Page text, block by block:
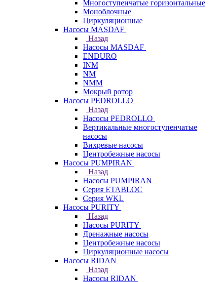
Многоступенчатые горизонтальные
Моноблочные
Циркуляционные
Насосы MASDAF
Назад
Насосы MASDAF
ENDURO
INM
NM
NMM
Мокрый ротор
Насосы PEDROLLO
Назад
Насосы PEDROLLO
Вертикальные многоступенчатые
насосы
Вихревые насосы
Центробежные насосы
Насосы PUMPIRAN
Назад
Насосы PUMPIRAN
Серия ETABLOC
Серия WKL
Насосы PURITY
Назад
Насосы PURITY
Дренажные насосы
Центробежные насосы
Циркуляционные насосы
Насосы RIDAN
Назад
Насосы RIDAN